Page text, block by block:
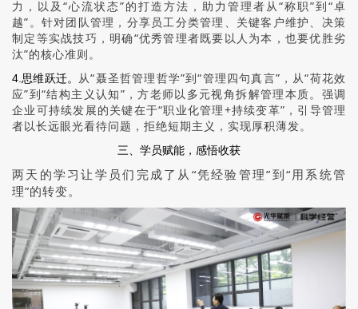
力，以及“心流状态”的打造方法，助力管理者从“称职”到“卓
越”。针对团队管理，分享员工分类管理、关键客户维护、决策
制定等实战技巧，明确“优秀管理者既要以人为本，也要优胜劣
汰”的核心准则。
4.思维跃迁。
从“聂圣哲管理哲学”到“管理四句真言”，从“荷花效
应”到“结构主义认知”，方老师以多元视角拆解管理本质。强调
企业可持续发展的关键在于“职业化管理+持续变革”，引导管理
者以长远眼光看待问题，拒绝短期主义，实现厚积薄发。
三、学员赋能，感悟收获
两天的学习让学员们完成了从“凭经验管理”到“用系统管
理”的转变。